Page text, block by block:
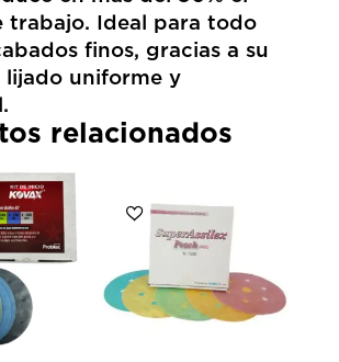
trabajo. Ideal para todo
finos, gracias a su
lijado uniforme y
relacionados